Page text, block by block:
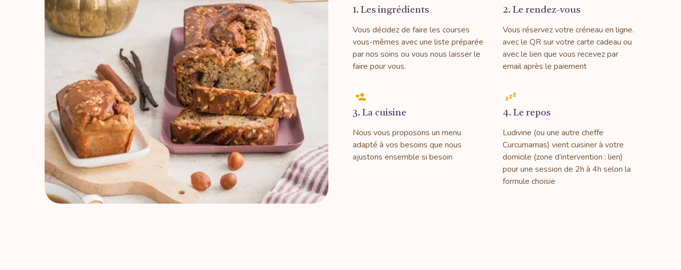
1. Les ingrédients
Vous décidez de faire les courses
vous-mêmes avec une liste préparée
par nos soins ou vous nous laisser le
faire pour vous.
2. Le rendez-vous
Vous réservez votre créneau en ligne.
avec le QR sur votre carte cadeau ou
avec le lien que vous recevez par
email après le paiement
3. La cuisine
Nous vous proposons un menu
adapté à vos besoins que nous
ajustons ensemble si besoin
4. Le repos
Ludivine (ou une autre cheffe
Curcumamas) vient cuisiner à votre
domicile (zone d’intervention : lien)
pour une session de 2h à 4h selon la
formule choisie